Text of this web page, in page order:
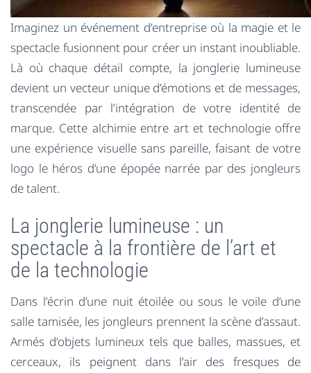
Imaginez un événement d’entreprise où la magie et le
spectacle fusionnent pour créer un instant inoubliable.
Là où chaque détail compte, la jonglerie lumineuse
devient un vecteur unique d’émotions et de messages,
transcendée par l’intégration de votre identité de
marque. Cette alchimie entre art et technologie offre
une expérience visuelle sans pareille, faisant de votre
logo le héros d’une épopée narrée par des jongleurs
de talent.
La jonglerie lumineuse : un
spectacle à la frontière de l’art et
de la technologie
Dans l’écrin d’une nuit étoilée ou sous le voile d’une
salle tamisée, les jongleurs prennent la scène d’assaut.
Armés d’objets lumineux tels que balles, massues, et
cerceaux, ils peignent dans l’air des fresques de